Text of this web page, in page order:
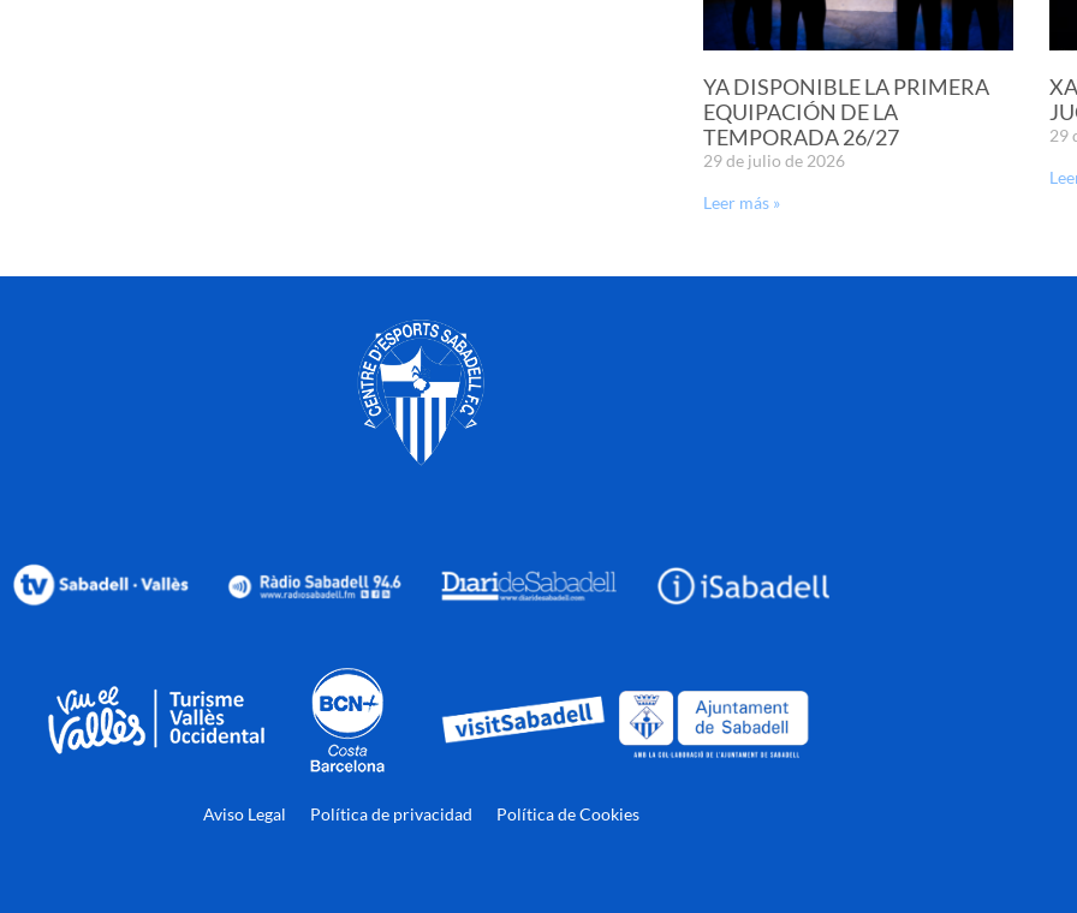
YA DISPONIBLE LA PRIMERA
EQUIPACIÓN DE LA
TEMPORADA 26/27
29 de julio de 2026
Leer más »
29
Aviso Legal Política de privacidad Política de Cookies